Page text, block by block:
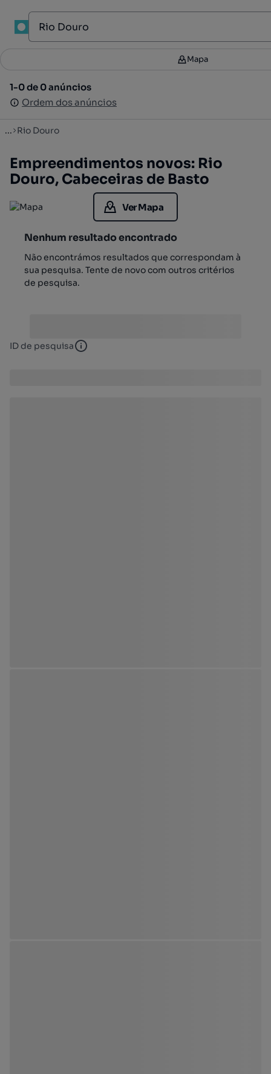
Filtros
1-0 de 0 anúncios
Ordem dos anúncios
Mapa
1-0 de 0 anúncios
Ordem dos anúncios
... Rio Douro
Empreendimentos novos: Rio
Douro, Cabeceiras de Basto
Ver Mapa
Nenhum resultado encontrado
Não encontrámos resultados que correspondam à
sua pesquisa. Tente de novo com outros critérios
de pesquisa.
ID de pesquisa ID de pesquisa